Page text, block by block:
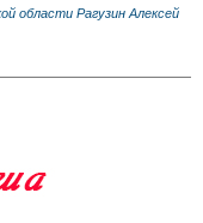
области Рагузин Алексей